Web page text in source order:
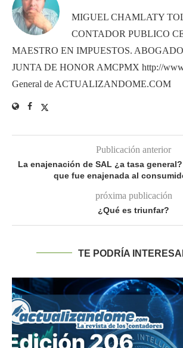
MIGUEL CHAMLATY
CONTADOR PUBLICO
MAESTRO EN IMPUESTOS.
JUNTA DE HONOR AMCPMX http://
General de ACTUALIZANDOME.COM
Publicación anterior
La enajenación de SAL ¿a tasa
que fue enajenada al
próxima publicación
¿Qué es triunfar?
TE PODRÍA